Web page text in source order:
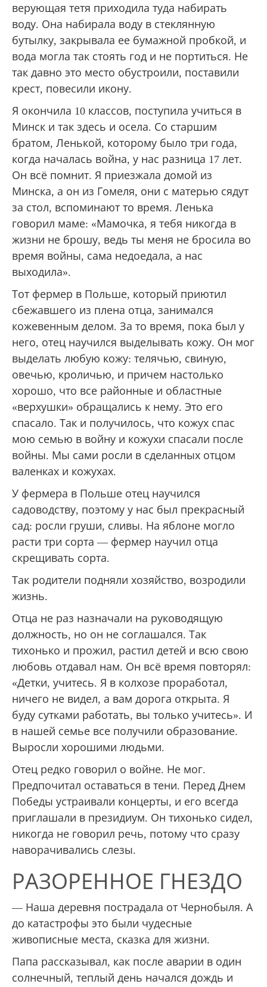
верующая тетя приходила туда набирать
воду. Она набирала воду в стеклянную
бутылку, закрывала ее бумажной пробкой, и
вода могла так стоять год и не портиться. Не
так давно это место обустроили, поставили
крест, повесили икону.
Я окончила 10 классов, поступила учиться в
Минск и так здесь и осела. Со старшим
братом, Ленькой, которому было три года,
когда началась война, у нас разница 17 лет.
Он всё помнит. Я приезжала домой из
Минска, а он из Гомеля, они с матерью сядут
за стол, вспоминают то время. Ленька
говорил маме: «Мамочка, я тебя никогда в
жизни не брошу, ведь ты меня не бросила во
время войны, сама недоедала, а нас
выходила».
Тот фермер в Польше, который приютил
сбежавшего из плена отца, занимался
кожевенным делом. За то время, пока был у
него, отец научился выделывать кожу. Он мог
выделать любую кожу: телячью, свиную,
овечью, кроличью, и причем настолько
хорошо, что все районные и областные
«верхушки» обращались к нему. Это его
спасало. Так и получилось, что кожух спас
мою семью в войну и кожухи спасали после
войны. Мы сами росли в сделанных отцом
валенках и кожухах.
У фермера в Польше отец научился
садоводству, поэтому у нас был прекрасный
сад: росли груши, сливы. На яблоне могло
расти три сорта — фермер научил отца
скрещивать сорта.
Так родители подняли хозяйство, возродили
жизнь.
Отца не раз назначали на руководящую
должность, но он не соглашался. Так
тихонько и прожил, растил детей и всю свою
любовь отдавал нам. Он всё время повторял:
«Детки, учитесь. Я в колхозе проработал,
ничего не видел, а вам дорога открыта. Я
буду сутками работать, вы только учитесь». И
в нашей семье все получили образование.
Выросли хорошими людьми.
Отец редко говорил о войне. Не мог.
Предпочитал оставаться в тени. Перед Днем
Победы устраивали концерты, и его всегда
приглашали в президиум. Он тихонько сидел,
никогда не говорил речь, потому что сразу
наворачивались слезы.
РАЗОРЕННОЕ ГНЕЗДО
— Наша деревня пострадала от Чернобыля. А
до катастрофы это были чудесные
живописные места, сказка для жизни.
Папа рассказывал, как после аварии в один
солнечный, теплый день начался дождь и